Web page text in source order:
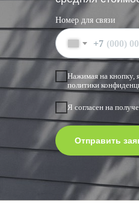
Номер для связи
+7
Нажимая на кнопку,
политики
Я согласен на
Отправить